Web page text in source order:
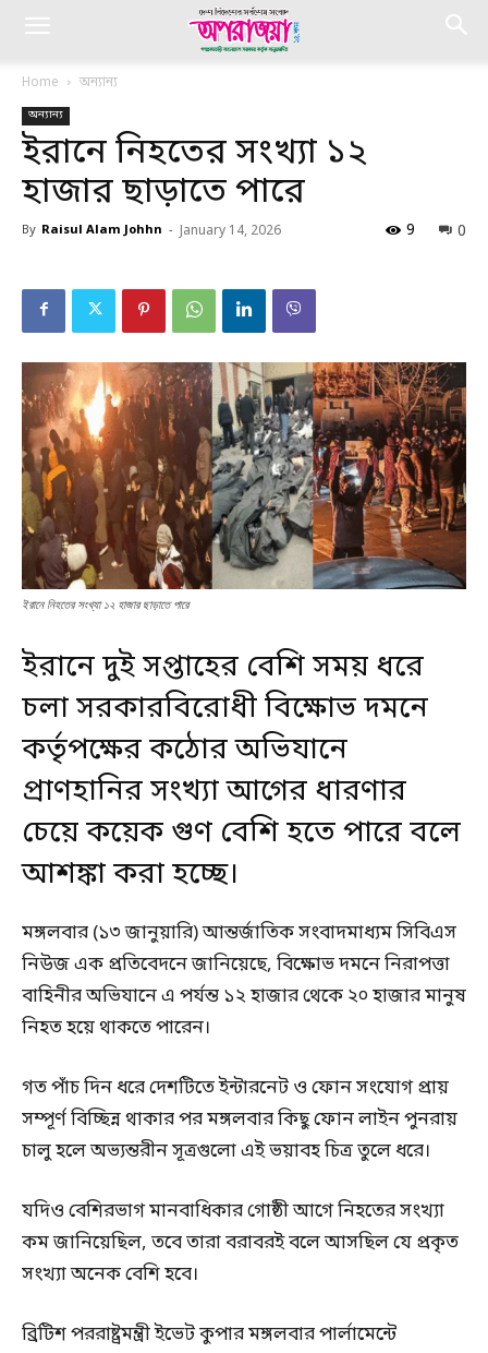
Home অন্যান্য
অন্যান্য
ইরানে নিহতের সংখ্যা ১২
হাজার ছাড়াতে পারে
By Raisul Alam Johhn - January 14, 2026 0
9
ইরানে নিহতের সংখ্যা ১২ হাজার ছাড়াতে পারে
ইরানে দুই সপ্তাহের বেশি সময় ধরে
চলা সরকারবিরোধী বিক্ষোভ দমনে
কর্তৃপক্ষের কঠোর অভিযানে
প্রাণহানির সংখ্যা আগের ধারণার
চেয়ে কয়েক গুণ বেশি হতে পারে বলে
আশঙ্কা করা হচ্ছে।
মঙ্গলবার (১৩ জানুয়ারি) আন্তর্জাতিক সংবাদমাধ্যম সিবিএস
নিউজ এক প্রতিবেদনে জানিয়েছে, বিক্ষোভ দমনে নিরাপত্তা
বাহিনীর অভিযানে এ পর্যন্ত ১২ হাজার থেকে ২০ হাজার মানুষ
নিহত হয়ে থাকতে পারেন।
গত পাঁচ দিন ধরে দেশটিতে ইন্টারনেট ও ফোন সংযোগ প্রায়
সম্পূর্ণ বিচ্ছিন্ন থাকার পর মঙ্গলবার কিছু ফোন লাইন পুনরায়
চালু হলে অভ্যন্তরীন সূত্রগুলো এই ভয়াবহ চিত্র তুলে ধরে।
যদিও বেশিরভাগ মানবাধিকার গোষ্ঠী আগে নিহতের সংখ্যা
কম জানিয়েছিল, তবে তারা বরাবরই বলে আসছিল যে প্রকৃত
সংখ্যা অনেক বেশি হবে।
ব্রিটিশ পররাষ্ট্রমন্ত্রী ইভেট কুপার মঙ্গলবার পার্লামেন্টে